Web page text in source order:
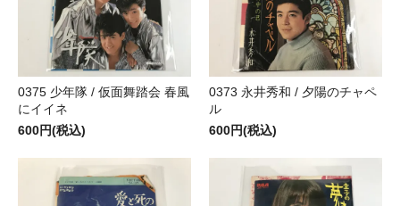
0375 少年隊 / 仮面舞踏会 春風
にイイネ
600円(税込)
0373 永井秀和 / 夕陽のチャペ
ル
600円(税込)